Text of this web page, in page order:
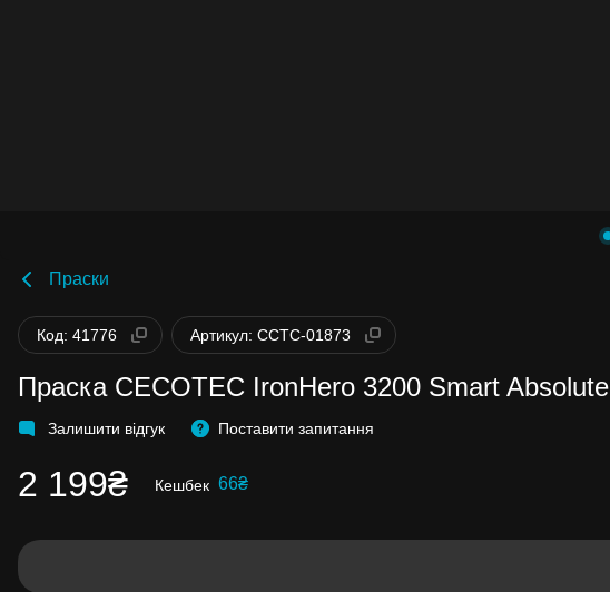
Праски
Код: 41776 Артикул: CCTC-01873
Праска CECOTEC IronHero 3200 Smart Absolute
Залишити відгук Поставити запитання
2 199₴ Кешбек 66₴
Бонуси стають активними через 14 днів
після покупки.
Баланс можна перевірити у особистому
кабінеті в розділі «Мої бонуси».
Накопиченими бонусами можна сплатити до
99% вартості наступної покупки: